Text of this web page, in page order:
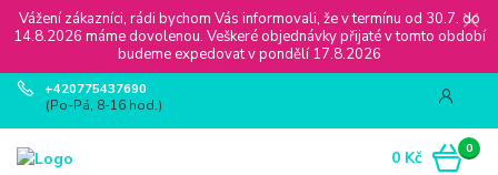
Vážení zákazníci, rádi bychom Vás informovali, že v termínu od 30.7. do
14.8.2026 máme dovolenou. Veškeré objednávky přijaté v tomto období
budeme expedovat v pondělí 17.8.2026
+420775437690
(Po-Pá, 8-16 hod.)
0
0 Kč